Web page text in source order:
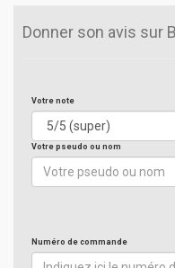
Donner son avis sur
Votre note
Votre pseudo ou nom
Numéro de commande